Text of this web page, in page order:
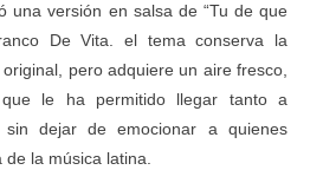
una versión en salsa de “Tu de que
De Vita. el tema conserva la
pero adquiere un aire fresco,
le ha permitido llegar tanto a
sin dejar de emocionar a quienes
la música latina.